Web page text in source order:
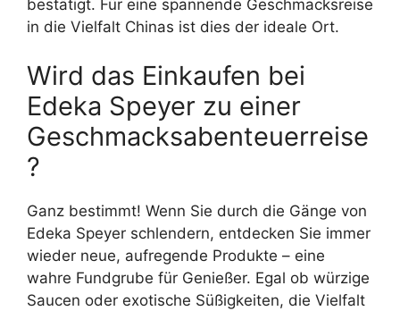
bestätigt. Für eine spannende Geschmacksreise
in die Vielfalt Chinas ist dies der ideale Ort.
Wird das Einkaufen bei
Edeka Speyer zu einer
Geschmacksabenteuerreise
?
Ganz bestimmt! Wenn Sie durch die Gänge von
Edeka Speyer schlendern, entdecken Sie immer
wieder neue, aufregende Produkte – eine
wahre Fundgrube für Genießer. Egal ob würzige
Saucen oder exotische Süßigkeiten, die Vielfalt